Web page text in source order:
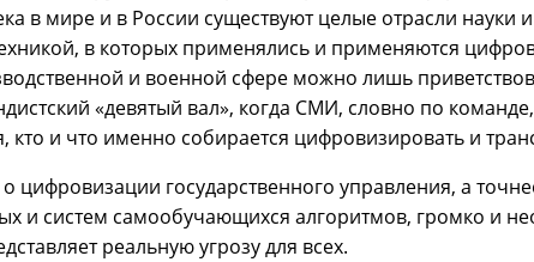
в мире и в России существуют целые отрасли науки
в которых применялись и применяются
и военной сфере можно лишь
«девятый вал», когда СМИ, словно по
и что именно собирается цифровизировать и
цифровизации государственного управления, а
и систем самообучающихся алгоритмов, громко и
реальную угрозу для всех.